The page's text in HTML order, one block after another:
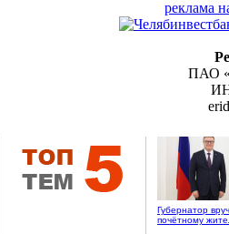
реклама
ПАО
Губернатор
почётному